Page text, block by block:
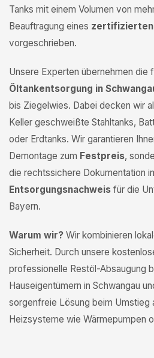
Tanks mit einem Volumen von
Beauftragung eines zertifizierten
vorgeschrieben.
Unsere Experten übernehmen die
Öltankentsorgung in
bis Ziegelwies. Dabei decken wir
Keller geschweißte Stahltanks,
oder Erdtanks. Wir garantieren
Demontage zum Festpreis,
die rechtssichere Dokumentation
Entsorgungsnachweis für die
Bayern.
Warum wir? Wir kombinieren
Sicherheit. Durch unsere
professionelle Restöl-Absaugung
Hauseigentümern in Schwangau
sorgenfreie Lösung beim Umstieg
Heizsysteme wie Wärmepumpen